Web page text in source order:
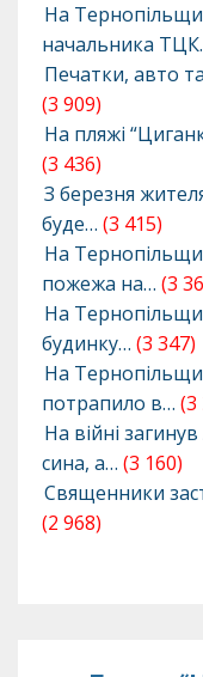
На
начальника
Печатки, авто
(3 909)
На пляжі
(3 436)
З березня
буде… (3 415)
На
пожежа на… (3
На
будинку… (3 347)
На
потрапило в… (3
На війні
сина, а… (3 160)
Священники
(2 968)